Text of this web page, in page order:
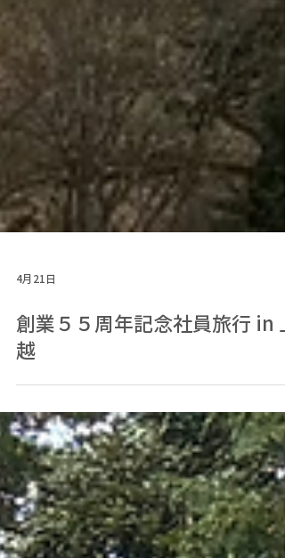
4月21日
創業５５周年記念社員旅行 in 上
越